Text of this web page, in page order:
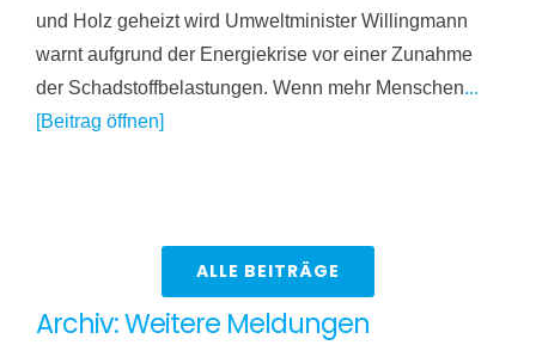
und Holz geheizt wird Umweltminister Willingmann
warnt aufgrund der Energiekrise vor einer Zunahme
der Schadstoffbelastungen. Wenn mehr Menschen...
[Beitrag öffnen]
ALLE BEITRÄGE
Archiv: Weitere Meldungen